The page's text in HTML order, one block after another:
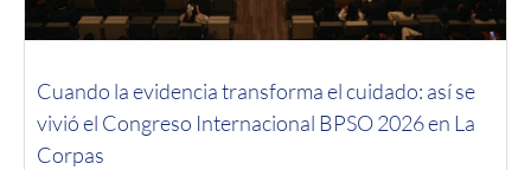
Cuando la evidencia transforma el cuidado: así se
vivió el Congreso Internacional BPSO 2026 en La
Corpas